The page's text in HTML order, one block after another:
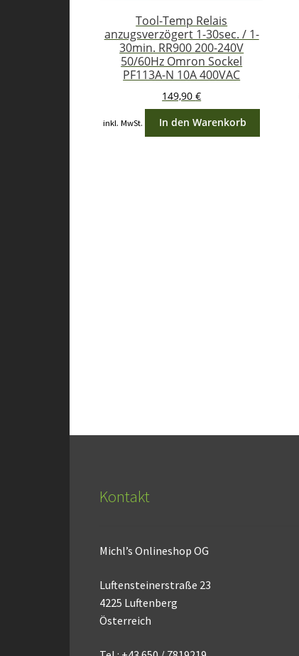
Tool-Temp Relais
anzugsverzögert 1-30sec. / 1-
30min. RR900 200-240V
50/60Hz Omron Sockel
PF113A-N 10A 400VAC
149,90€
inkl. MwSt. In den Warenkorb
Kontakt
Michl’s Onlineshop OG
Luftensteinerstraße 23
4225 Luftenberg
Österreich